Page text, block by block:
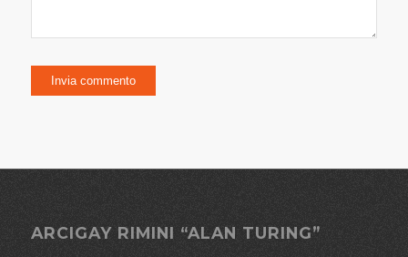
ARCIGAY RIMINI “ALAN TURING”